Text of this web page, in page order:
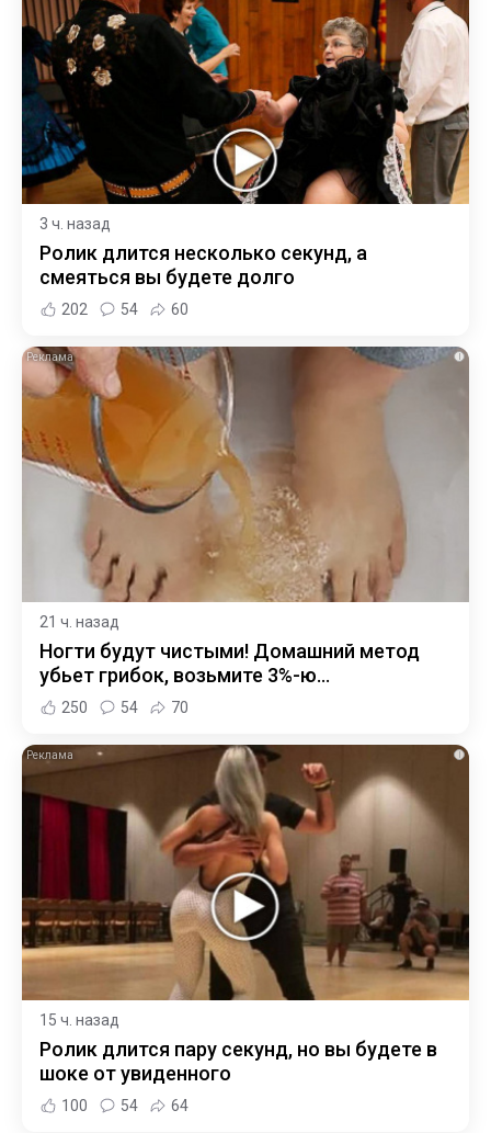
3 ч. назад
Ролик длится несколько секунд, а
смеяться вы будете долго
202 54 60
i
21 ч. назад
Ногти будут чистыми! Домашний метод
убьет грибок, возьмите 3%-ю…
250 54 70
i
15 ч. назад
Ролик длится пару секунд, но вы будете в
шоке от увиденного
100 54 64